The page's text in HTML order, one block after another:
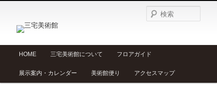
索
メ
メ
イ
サ
ブ
HOME 三宅美術館について フロアガイド
展示案内・カレンダー 美術館便り アクセスマップ